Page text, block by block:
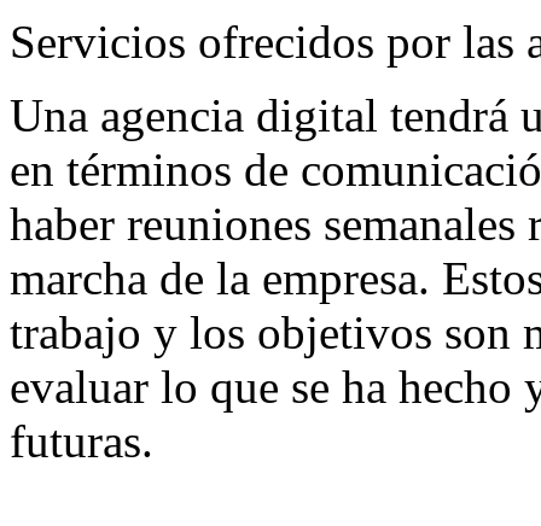
Servicios ofrecidos por las
Una agencia digital tendrá
en términos de
haber reuniones
marcha de la empresa.
trabajo y los objetivos son
evaluar lo que se ha
futuras.